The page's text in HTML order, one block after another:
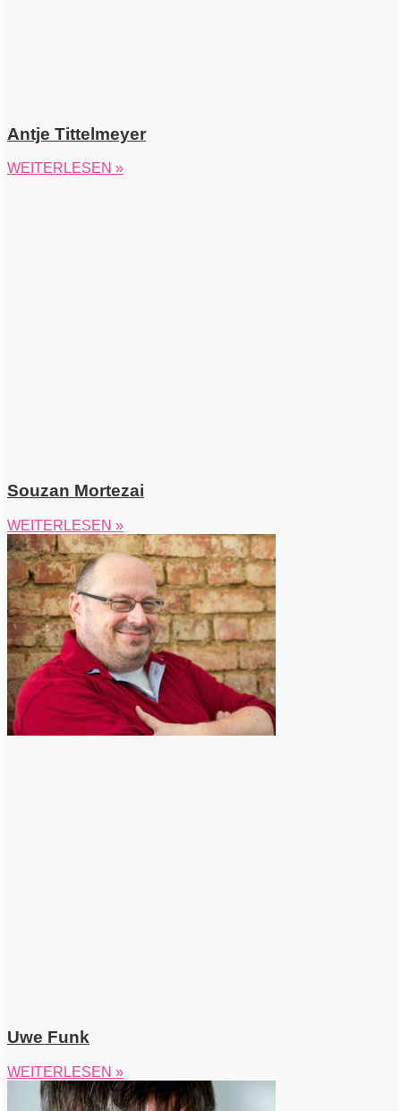
Antje Tittelmeyer
WEITERLESEN »
Souzan Mortezai
WEITERLESEN »
Uwe Funk
WEITERLESEN »